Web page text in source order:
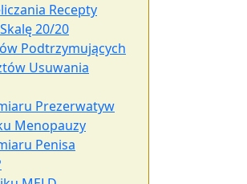
Recepty
20/20
Podtrzymujących
Usuwania
Prezerwatyw
Menopauzy
Penisa